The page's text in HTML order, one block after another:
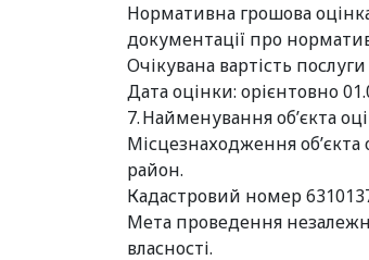
Нормативна грошова
документації про
Очікувана вартість
Дата оцінки: орієнтовно
7. Найменування об’єкта
Місцезнаходження об’єкта
район.
Кадастровий номер
Мета проведення
власності.